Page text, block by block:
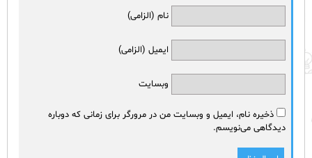
نام (الزامی)
ایمیل (الزامی)
وبسایت
ذخیره نام، ایمیل و وبسایت من در مرورگر برای زمانی که دوباره
دیدگاهی می‌نویسم.